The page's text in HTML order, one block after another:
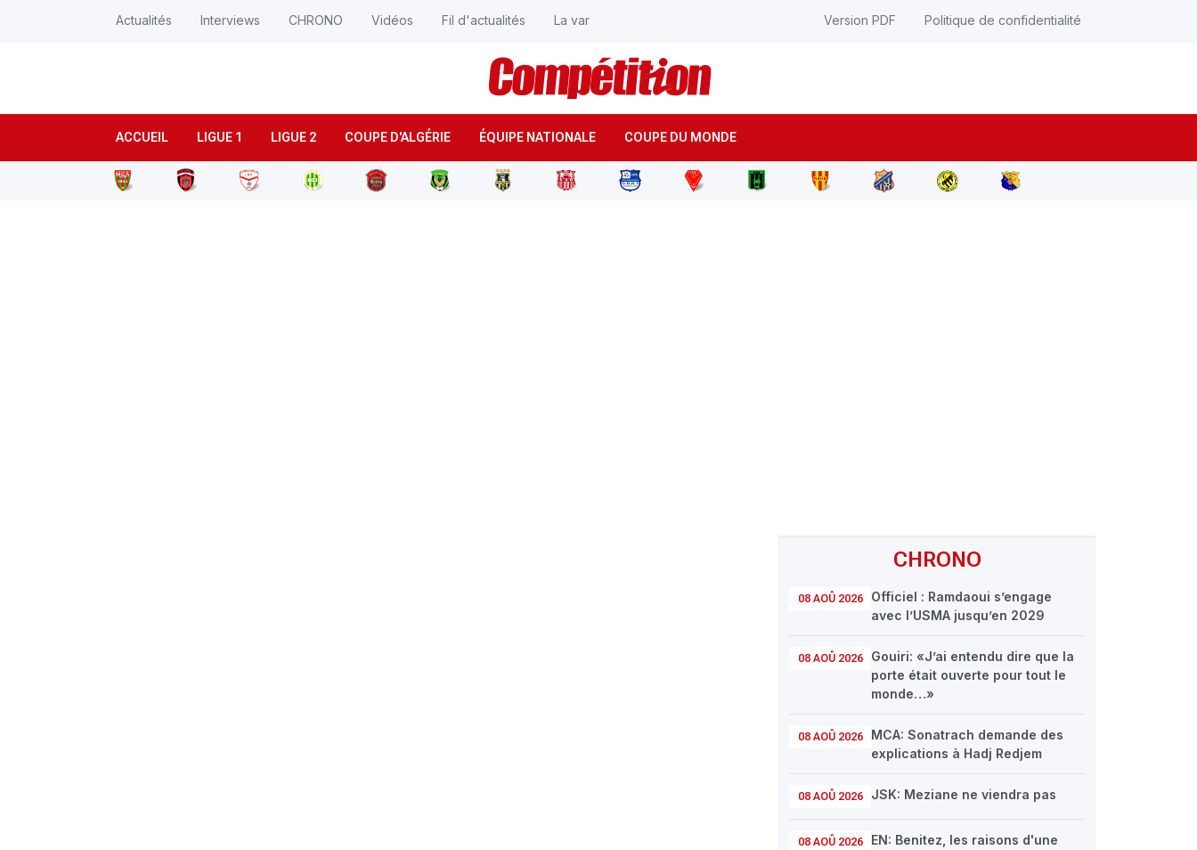
ACCUEIL LIGUE 1 LIGUE 2 COUPE D'ALGÉRIE ÉQUIPE NATIONALE COUPE DU MONDE
Actualités Interviews CHRONO Vidéos Fil d'actualités La var Version PDF Politique de confidentialité
CHRONO
08 AOÛ 2026
Officiel : Ramdaoui s’engage
avec l’USMA jusqu’en 2029
08 AOÛ 2026
Gouiri: «J’ai entendu dire que la
porte était ouverte pour tout le
monde…»
08 AOÛ 2026
MCA: Sonatrach demande des
explications à Hadj Redjem
08 AOÛ 2026 JSK: Meziane ne viendra pas
08 AOÛ 2026
EN: Benitez, les raisons d'une